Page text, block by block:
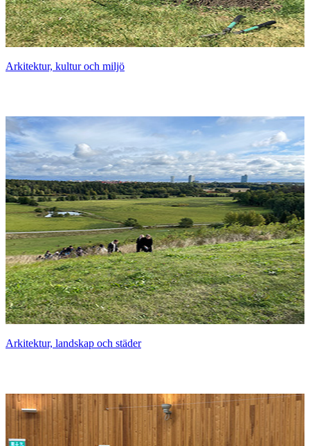
Arkitektur, kultur och miljö
Arkitektur, landskap och städer